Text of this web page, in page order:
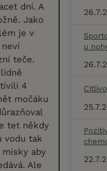
dní. A
Jako
je v
teče.
4
močáku
tet někdy
vodu tak
aby
Ale
u